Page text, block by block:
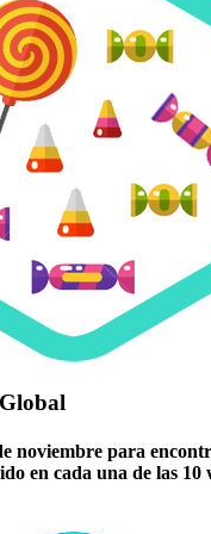
noviembre para
en cada una de las 10